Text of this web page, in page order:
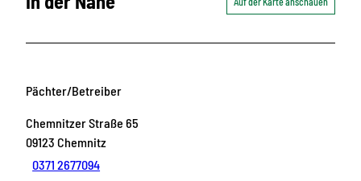
Pächter/Betreiber
Chemnitzer Straße 65
09123 Chemnitz
0371 2677094